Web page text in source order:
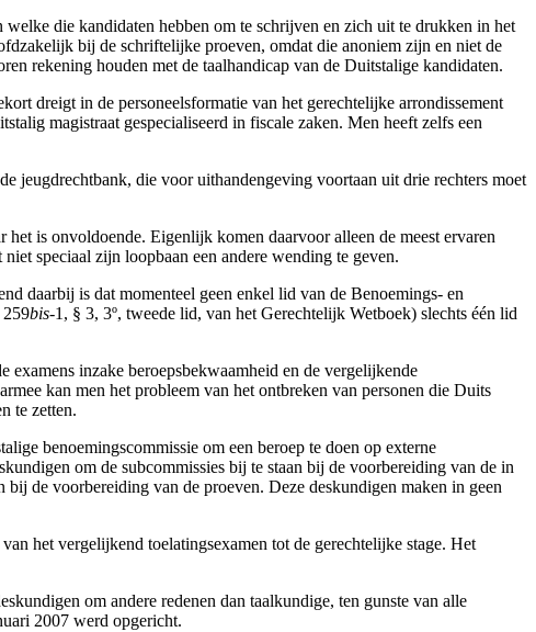
die kandidaten hebben om te schrijven en zich uit te drukken in het
bij de schriftelijke proeven, omdat die anoniem zijn en niet de
rekening houden met de taalhandicap van de Duitstalige kandidaten.
dreigt in de personeelsformatie van het gerechtelijke arrondissement
magistraat gespecialiseerd in fiscale zaken. Men heeft zelfs een
jeugdrechtbank, die voor uithandengeving voortaan uit drie rechters moet
is onvoldoende. Eigenlijk komen daarvoor alleen de meest ervaren
speciaal zijn loopbaan een andere wending te geven.
daarbij is dat momenteel geen enkel lid van de Benoemings- en
bis-1, § 3, 3º, tweede lid, van het Gerechtelijk Wetboek) slechts één lid
inzake beroepsbekwaamheid en de vergelijkende
kan men het probleem van het ontbreken van personen die Duits
te zetten.
benoemingscommissie om een beroep te doen op externe
om de subcommissies bij te staan bij de voorbereiding van de in
bij de voorbereiding van de proeven. Deze deskundigen maken in geen
het vergelijkend toelatingsexamen tot de gerechtelijke stage. Het
om andere redenen dan taalkundige, ten gunste van alle
2007 werd opgericht.